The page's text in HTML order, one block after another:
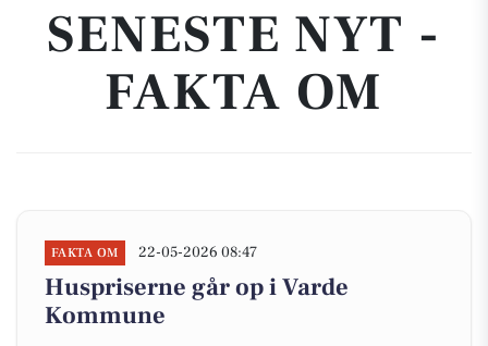
SENESTE NYT -
FAKTA OM
FAKTA OM 22-05-2026 08:47
Huspriserne går op i Varde
Kommune